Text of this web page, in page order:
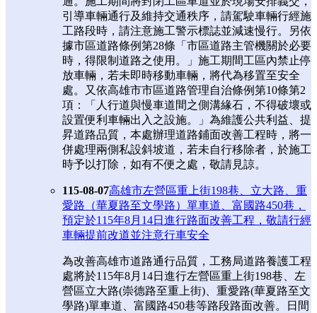
引導車輛通行及維持交通秩序，請駕駛車輛行經施
工路段時，請注意施工警示標誌並減速慢行。另依
據市區道路條例第28條「市區道路主管機關於必要
時，得限制道路之使用。」施工期間工區內禁止停
放車輛，若未即時移動車輛，將代為移置至安全
處。又依高雄市市區道路管理自治條例第10條第2
項：「人行道與慢車道間之側溝緣石，不得破壞或
設置便利車輛出入之設施。」為維護公共利益、提
昇道路品質，本處辦理道路鋪面改善工程時，將一
併處理兩側私設斜坡道，若未自行移除者，於施工
時予以打除，如有不便之處，敬請見諒。
115-08-07高雄市左營區重上街198巷、立大路、重
愛路（華夏路至文學路）單車道、富國路450巷，
預定於115年8月14日進行路面改善工程，敬請行經
車輛提前改道並注意行車安全
為改善高雄市道路通行品質，工務局道路養護工程
處將於115年8月14日進行左營區重上街198巷、左
營區立大路(崇德路至重上街)、重愛路(華夏路至文
學路)單車道、富國路450巷等路段路面改善。日間